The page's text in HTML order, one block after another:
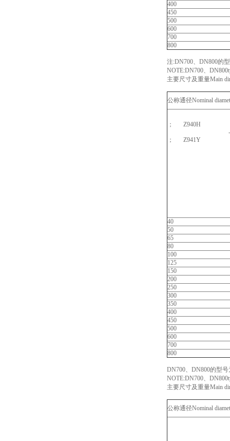
400
450
500
600
700
800
注:DN700、DN800的
NOTE:DN700、
主要尺寸及重量Main
公称通径Nominal
；
Z940H
；
Z941Y
40
50
65
80
100
125
150
200
250
300
350
400
450
500
600
700
800
DN700、DN800的型号
NOTE:DN700、
主要尺寸及重量Main
公称通径Nominal